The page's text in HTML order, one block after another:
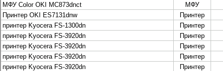
G&G
ГК “Катюша”
Высокопроизводительные копиры DEVELOP
МФУ, копиры и принтеры KYOCERA
Принтеры и МФУ и факсы Brother
Плоттеры и МФУ Oce
Плоттеры и МФУ Oce